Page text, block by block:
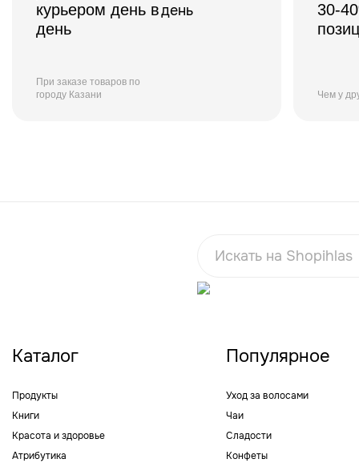
курьером день в
день
При заказе товаров по
городу Казани
30-
Чем у
Каталог
Продукты
Книги
Красота и здоровье
Атрибутика
Популярное
Уход за волосами
Чаи
Сладости
Конфеты